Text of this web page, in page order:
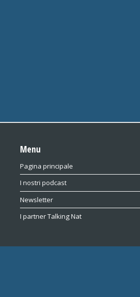
Menu
Pagina principale
I nostri podcast
Newsletter
I partner Talking Nat